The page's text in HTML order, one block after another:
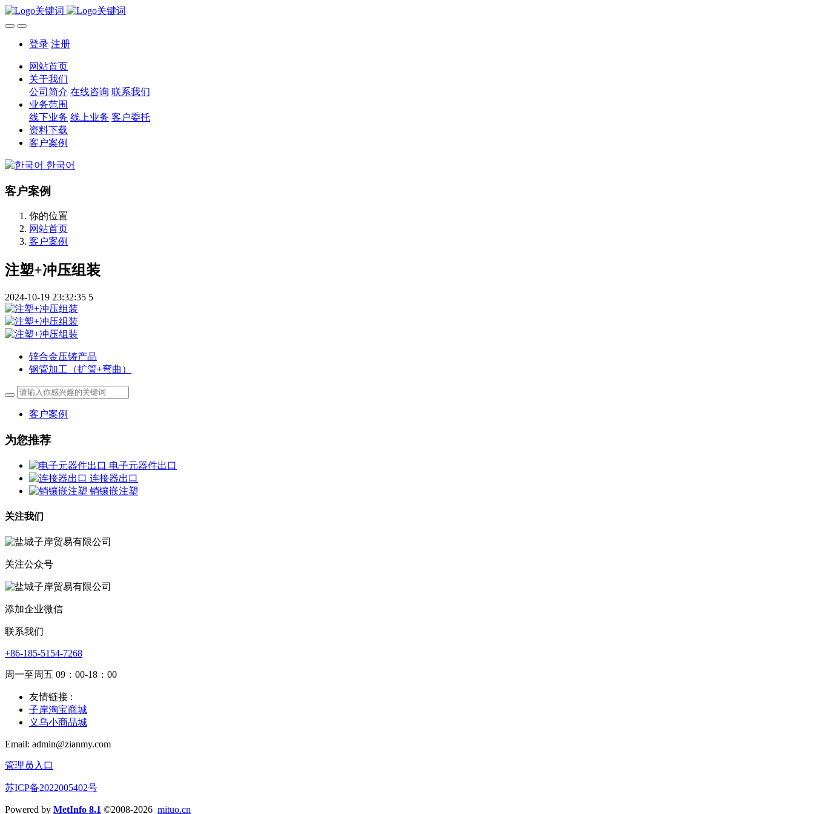
登录 注册
网站首页
关于我们
公司简介 在线咨询 联系我们
业务范围
线下业务 线上业务 客户委托
资料下载
客户案例
한국어
客户案例
你的位置
网站首页
客户案例
注塑+冲压组装
2024-10-19 23:32:35 5
锌合金压铸产品
钢管加工（扩管+弯曲）
客户案例
为您推荐
电子元器件出口
连接器出口
销镶嵌注塑
关注我们
关注公众号
添加企业微信
联系我们
+86-185-5154-7268
周一至周五 09：00-18：00
友情链接 :
子岸淘宝商城
义乌小商品城
Email: admin@zianmy.com
管理员入口
苏ICP备2022005402号
Powered by MetInfo 8.1 ©2008-2026 mituo.cn